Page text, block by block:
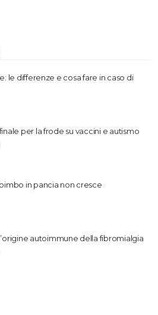
le differenze e cosa fare in caso di
per la frode su vaccini e autismo
in pancia non cresce
autoimmune della fibromialgia